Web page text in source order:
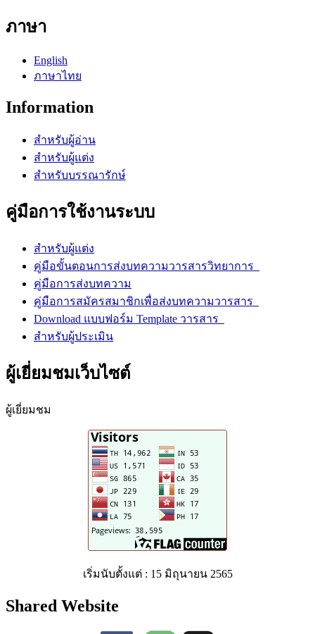
ภาษา
English
ภาษาไทย
Information
สำหรับผู้อ่าน
สำหรับผู้แต่ง
สำหรับบรรณารักษ์
คู่มือการใช้งานระบบ
สำหรับผู้แต่ง
คู่มือขั้นตอนการส่งบทความวารสารวิทยาการ
คู่มือการส่งบทความ
คู่มือการสมัครสมาชิกเพื่อส่งบทความวารสาร
Download แบบฟอร์ม Template วารสาร
สำหรับผู้ประเมิน
ผู้เยี่ยมชมเว็บไซต์
ผู้เยี่ยมชม
เริ่มนับตั้งแต่ : 15 มิถุนายน 2565
Shared Website